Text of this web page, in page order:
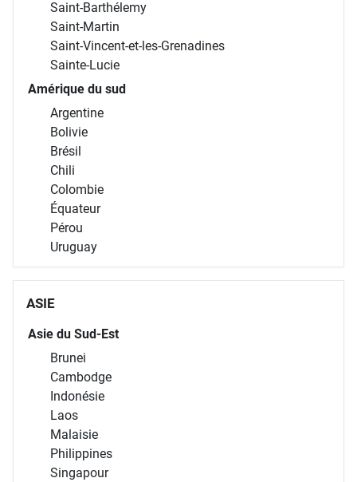
Saint-Barthélemy
Saint-Martin
Saint-Vincent-et-les-Grenadines
Sainte-Lucie
Amérique du sud
Argentine
Bolivie
Brésil
Chili
Colombie
Équateur
Pérou
Uruguay
ASIE
Asie du Sud-Est
Brunei
Cambodge
Indonésie
Laos
Malaisie
Philippines
Singapour